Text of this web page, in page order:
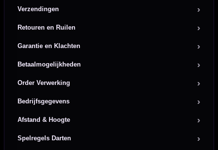
Verzendingen
Retouren en Ruilen
Garantie en Klachten
Betaalmogelijkheden
Order Verwerking
Bedrijfsgegevens
Afstand & Hoogte
Spelregels Darten